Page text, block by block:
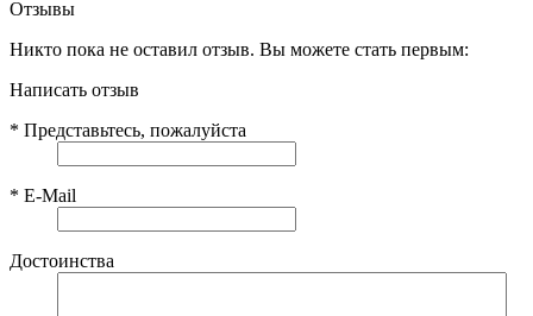
Отзывы
Никто пока не оставил отзыв. Вы можете стать первым:
Написать отзыв
* Представьтесь, пожалуйста
* E-Mail
Достоинства